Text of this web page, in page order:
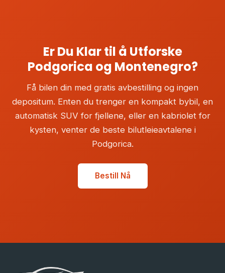
Er Du Klar til å Utforske
Podgorica og Montenegro?
Få bilen din med gratis avbestilling og ingen
depositum. Enten du trenger en kompakt bybil, en
automatisk SUV for fjellene, eller en kabriolet for
kysten, venter de beste bilutleieavtalene i
Podgorica.
Bestill Nå